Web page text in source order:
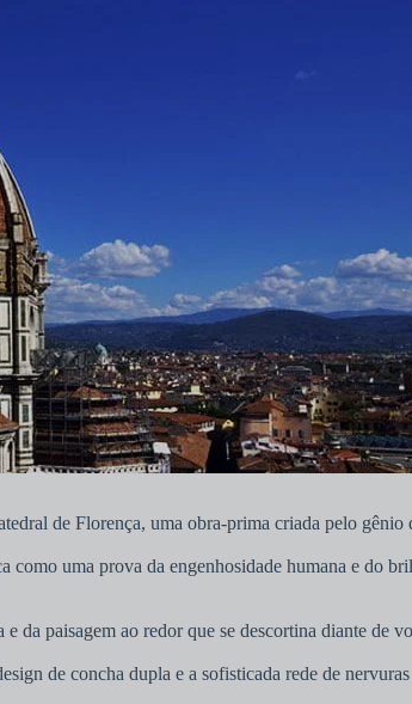
de Florença, uma obra-prima criada pelo
uma prova da engenhosidade humana e do
da paisagem ao redor que se descortina diante de
de concha dupla e a sofisticada rede de